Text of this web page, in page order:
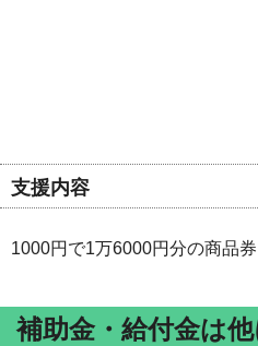
支援内容
1000円で1万6000円分の商品
補助金・給付金は